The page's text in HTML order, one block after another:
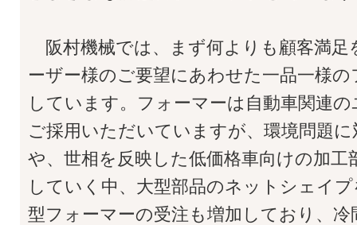
阪村機械では、まず何よりも顧客満足
ーザー様のご要望にあわせた一品一様
しています。フォーマーは自動車関連
ご採用いただいていますが、環境問題
や、世相を反映した低価格車向けの加工
していく中、大型部品のネットシェイ
型フォーマーの受注も増加しており、